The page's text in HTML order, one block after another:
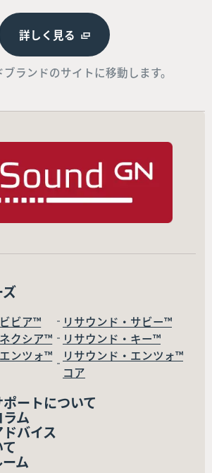
詳しく見る
ランドのサイトに移動します。
ビア™
リサウンド・サビー™
クシア™
リサウンド・キー™
ンツォ™
リサウンド・エンツォ™
コア
ートについて
ム
バイス
ム